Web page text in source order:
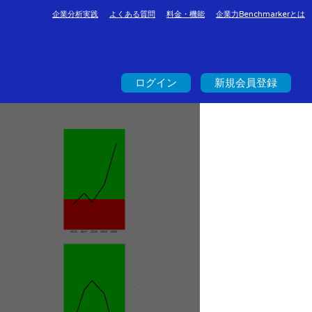
企業分析実践 よくある質問 料金・機能 企業力Benchmarkerとは
ログイン 新規会員登録